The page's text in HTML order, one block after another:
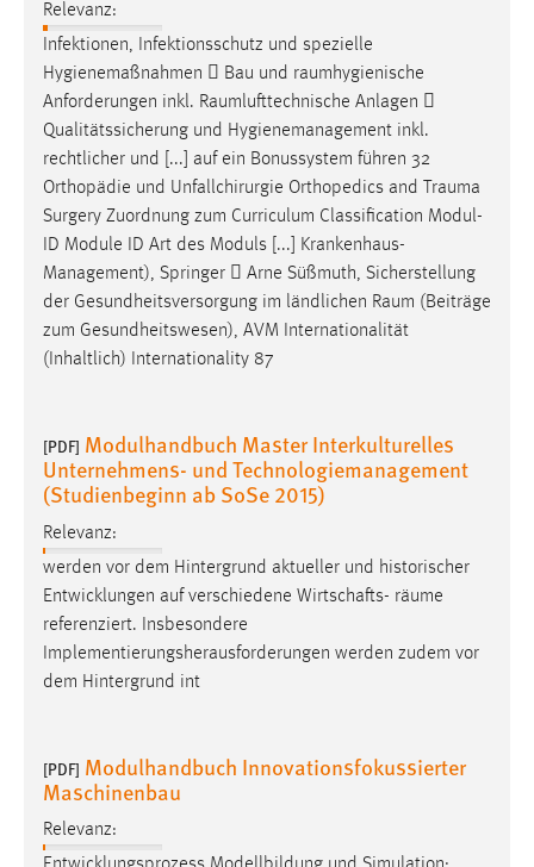
Relevanz:
Infektionen, Infektionsschutz und spezielle
Hygienemaßnahmen  Bau und raumhygienische
Anforderungen inkl. Raumlufttechnische Anlagen 
Qualitätssicherung und Hygienemanagement inkl.
rechtlicher und [...] auf ein Bonussystem führen 32
Orthopädie und Unfallchirurgie Orthopedics and Trauma
Surgery Zuordnung zum Curriculum Classification Modul-
ID Module ID Art des Moduls [...] Krankenhaus-
Management), Springer  Arne Süßmuth, Sicherstellung
der Gesundheitsversorgung im ländlichen Raum (Beiträge
zum Gesundheitswesen), AVM Internationalität
(Inhaltlich) Internationality 87
[PDF] Modulhandbuch Master Interkulturelles
Unternehmens- und Technologiemanagement
(Studienbeginn ab SoSe 2015)
Relevanz:
werden vor dem Hintergrund aktueller und historischer
Entwicklungen auf verschiedene Wirtschafts- räume
referenziert. Insbesondere
Implementierungsherausforderungen werden zudem vor
dem Hintergrund int
[PDF] Modulhandbuch Innovationsfokussierter
Maschinenbau
Relevanz:
verwendet, um personalisierte Werbung anzuzeigen.
Sie tun dies, indem sie Besucher über Websites
hinweg verfolgen.
Google Ads
Name:
_gcl_au
Anbieter:
Google Ireland Limited
Zweck:
Conversion-Tracking
Facebook Pixel
Name:
_fbp
Anbieter:
Zweck:
Cookie Laufzeit:
3 Monate